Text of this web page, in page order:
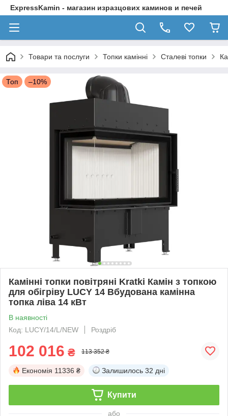
ExpressKamin - магазин изразцових каминов и печей
Товари та послуги Топки камінні Сталеві топки
Топ –10%
Камінні топки повітряні Kratki Камін з топкою
для обігріву LUCY 14 Вбудована камінна
топка ліва 14 кВт
В наявності
Код: LUCY/14/L/NEW
Роздріб
102 016 ₴ 113 352 ₴
Економія 11336 ₴ Залишилось 32 дні
Купити
або